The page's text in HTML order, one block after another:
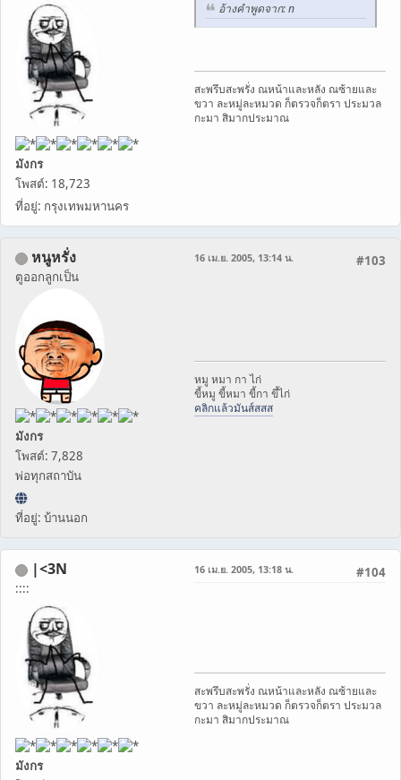
มังกร
โพสต์: 18,723
ที่อยู่: กรุงเทพมหานคร
อ้างคำพูดจาก: n
สะพรึบสะพรั่ง ณหน้าและหลัง ณซ้ายและ
ขวา ละหมู่ละหมวด ก็ตรวจก็ตรา ประมวล
กะมา สิมากประมาณ
หนูหรั่ง
ตูออกลูกเป็น
มังกร
โพสต์: 7,828
พ่อทุกสถาบัน
ที่อยู่: บ้านนอก
#103
16 เม.ย. 2005, 13:14 น.
หมู หมา กา ไก่
ขี้หมู ขี้หมา ขี้กา ขึ้ไก่
คลิกแล้วมันส์สสส
|<3N
::::
มังกร
#104
16 เม.ย. 2005, 13:18 น.
สะพรึบสะพรั่ง ณหน้าและหลัง ณซ้ายและ
ขวา ละหมู่ละหมวด ก็ตรวจก็ตรา ประมวล
กะมา สิมากประมาณ